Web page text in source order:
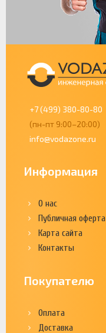
+7 (499) 380-80-80
(пн-пт 9:00–20:00)
info@vodazone.ru
Информация
О нас
Публичная оферта
Карта сайта
Контакты
Покупателю
Оплата
Доставка